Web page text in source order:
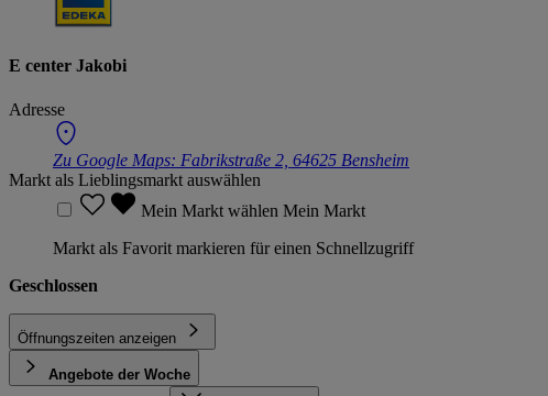
E center Jakobi
Adresse
Zu Google Maps: Fabrikstraße 2, 64625 Bensheim
Markt als Lieblingsmarkt auswählen
Mein Markt wählen Mein Markt
Markt als Favorit markieren für einen Schnellzugriff
Geschlossen
Öffnungszeiten anzeigen
Angebote der Woche